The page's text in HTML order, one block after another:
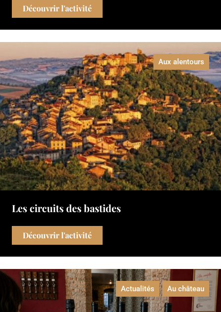
Découvrir l'activité
Aux alentours
Les circuits des bastides
Découvrir l'activité
Actualités Au château